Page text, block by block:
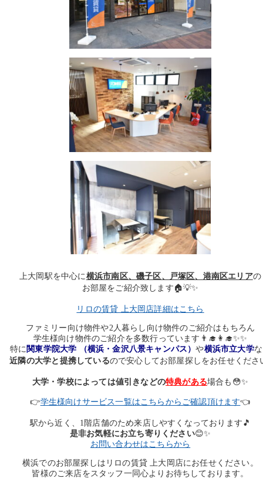
上大岡駅を中心に横浜市南区、磯子区、戸塚区、港南区エリアの
お部屋をご紹介致します🏠💡✨
リロの賃貸 上大岡店詳細はこちら
ファミリー向け物件や2人暮らし向け物件のご紹介はもちろん
学生様向け物件のご紹介を多数行っています👨‍🎓👩‍🎓✨✨
特に 関東学院大学 （横浜・金沢八景キャンパス）や横浜市立大学
近隣の大学と 提携しているので安心してお部屋探しをお任せくださ
大学・学校によっては値引きなどの特典がある場合も😳✨
👉学生様向けサービス一覧はこちらからご確認頂けます👈
駅から近く、1階店舗のため来店しやすくなっております🎵
是非お気軽にお立ち寄りください😊✨
お問い合わせはこちらから
横浜でのお部屋探しはリロの賃貸 上大岡店にお任せください。
皆様のご来店をスタッフ一同心よりお待ちしております。